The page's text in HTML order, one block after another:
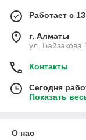
Работает с
г. Алматы
ул. Байзакова
Контакты
Сегодня
Показать
О нас